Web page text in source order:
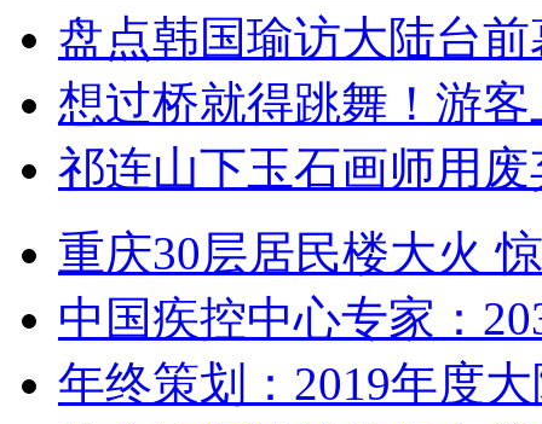
盘点韩国瑜访大陆台
想过桥就得跳舞！游客
祁连山下玉石画师用
重庆30层居民楼大火
中国疾控中心专家：
年终策划：2019年度